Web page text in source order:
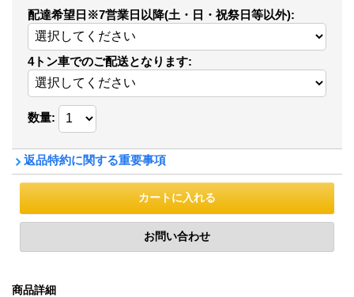
配達希望日※7営業日以降(土・日・祝祭日等以外):
4トン車でのご配送となります:
数量:
返品特約に関する重要事項
商品詳細